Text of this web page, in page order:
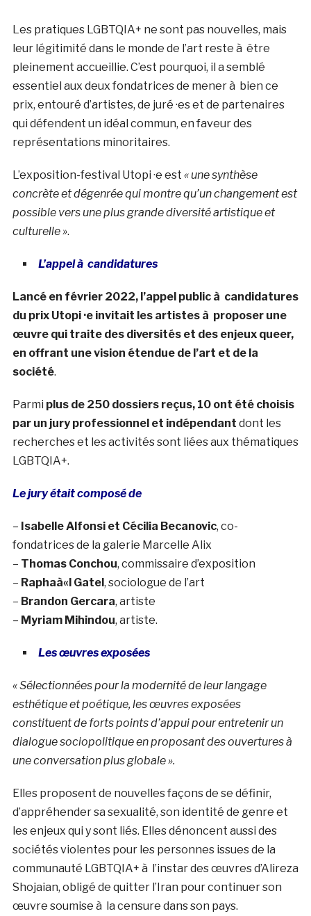
Les pratiques LGBTQIA+ ne sont pas nouvelles, mais
leur légitimité dans le monde de l’art reste à être
pleinement accueillie. C’est pourquoi, il a semblé
essentiel aux deux fondatrices de mener à bien ce
prix, entouré d’artistes, de juré ·es et de partenaires
qui défendent un idéal commun, en faveur des
représentations minoritaires.
L’exposition-festival Utopi ·e est « une synthèse
concrète et dégenrée qui montre qu’un changement est
possible vers une plus grande diversité artistique et
culturelle ».
L’appel à candidatures
Lancé en février 2022, l’appel public à candidatures
du prix Utopi ·e invitait les artistes à proposer une
œuvre qui traite des diversités et des enjeux queer,
en offrant une vision étendue de l’art et de la
société.
Parmi plus de 250 dossiers reçus, 10 ont été choisis
par un jury professionnel et indépendant dont les
recherches et les activités sont liées aux thématiques
LGBTQIA+.
Le jury était composé de
– Isabelle Alfonsi et Cécilia Becanovic, co-
fondatrices de la galerie Marcelle Alix
– Thomas Conchou, commissaire d’exposition
– Raphaà«l Gatel, sociologue de l’art
– Brandon Gercara, artiste
– Myriam Mihindou, artiste.
Les œuvres exposées
« Sélectionnées pour la modernité de leur langage
esthétique et poétique, les œuvres exposées
constituent de forts points d’appui pour entretenir un
dialogue sociopolitique en proposant des ouvertures à
une conversation plus globale ».
Elles proposent de nouvelles façons de se définir,
d’appréhender sa sexualité, son identité de genre et
les enjeux qui y sont liés. Elles dénoncent aussi des
sociétés violentes pour les personnes issues de la
communauté LGBTQIA+ à l’instar des œuvres d’Alireza
Shojaian, obligé de quitter l’Iran pour continuer son
œuvre soumise à la censure dans son pays.